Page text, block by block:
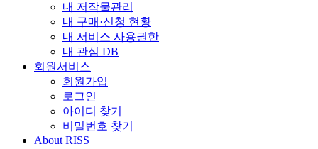
내 저작물관리
내 구매·신청 현황
내 서비스 사용권한
내 관심 DB
회원서비스
회원가입
로그인
아이디 찾기
비밀번호 찾기
About RISS